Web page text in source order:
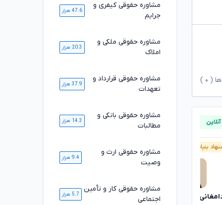
( ۰
بنیاد وکلا
ثانی
تایید شده
بهنام رفیعی ساران
مشاوره حقوقی کیفری و
جرایم
47.6 هزار
مشاوره حقوقی ملکی و
املاک
20.3 هزار
مشاوره حقوقی قرارداد و
تعهدات
37.9 هزار
مشاوره حقوقی بانکی و
مطالبات
14.3 هزار
مشاوره حقوقی ارث و
وصیت
9.4 هزار
مشاوره حقوقی کار و تأمین
اجتماعی
5.7 هزار